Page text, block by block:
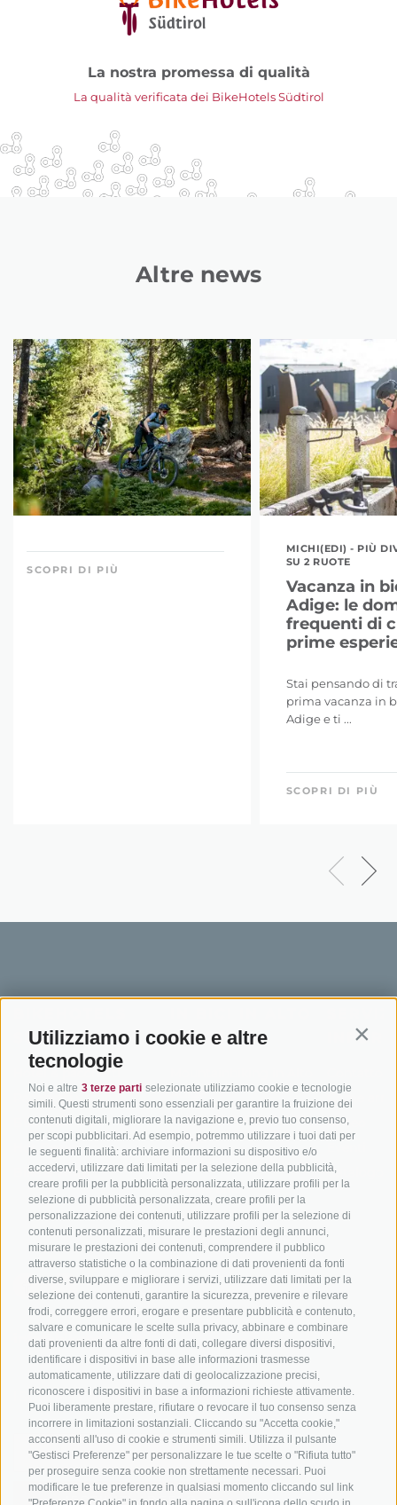
Utilizziamo i cookie e altre
tecnologie
Noi e altre 3 terze parti selezionate utilizziamo cookie e tecnologie
simili. Questi strumenti sono essenziali per garantire la fruizione dei
contenuti digitali, migliorare la navigazione e, previo tuo consenso,
per scopi pubblicitari. Ad esempio, potremmo utilizzare i tuoi dati per
le seguenti finalità: archiviare informazioni su dispositivo e/o
accedervi, utilizzare dati limitati per la selezione della pubblicità,
creare profili per la pubblicità personalizzata, utilizzare profili per la
selezione di pubblicità personalizzata, creare profili per la
personalizzazione dei contenuti, utilizzare profili per la selezione di
contenuti personalizzati, misurare le prestazioni degli annunci,
misurare le prestazioni dei contenuti, comprendere il pubblico
attraverso statistiche o la combinazione di dati provenienti da fonti
diverse, sviluppare e migliorare i servizi, utilizzare dati limitati per la
selezione dei contenuti, garantire la sicurezza, prevenire e rilevare
frodi, correggere errori, erogare e presentare pubblicità e contenuto,
salvare e comunicare le scelte sulla privacy, abbinare e combinare
dati provenienti da altre fonti di dati, collegare diversi dispositivi,
identificare i dispositivi in base alle informazioni trasmesse
automaticamente, utilizzare dati di geolocalizzazione precisi,
riconoscere i dispositivi in base a informazioni richieste attivamente.
Puoi liberamente prestare, rifiutare o revocare il tuo consenso senza
incorrere in limitazioni sostanziali. Cliccando su "Accetta cookie,"
acconsenti all'uso di cookie e strumenti simili. Utilizza il pulsante
"Gestisci Preferenze" per personalizzare le tue scelte o "Rifiuta tutto"
per proseguire senza cookie non strettamente necessari. Puoi
modificare le tue preferenze in qualsiasi momento cliccando sul link
La nostra promessa di qualità
La qualità verificata dei BikeHotels Südtirol
Altre news
SCOPRI DI PIÙ
MICHI(EDI) - PIÙ
SU 2 RUOTE
Vacanza in
Adige: le
frequenti di
prime
Stai pensando di
prima vacanza in
Adige e ti ...
SCOPRI DI PIÙ
SÜDTIROL
Hotel & pacchetti
Pacchetti vacanze
Buoni vacanza
Hot Deals
Bike & Work
ADIGE
Adige
In bici da corsa in Alto
Adige
Ciclabili in Alto Adige
Scuole bike
Tutti i tour
Come
Meteo
Catalogo
info@bikehotels.it
ISCRIVITI ALLA NOSTRA NEWSLETTER
ISCRIVITI ADESSO